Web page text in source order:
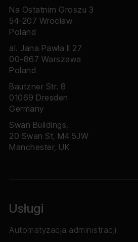
Na Ostatnim Groszu 3
54-207 Wrocław
Poland
al. Jana Pawła II 27
00-867 Warszawa
Poland
Bautzner Str. 8
01069 Dresden
Germany
Swan Buildings,
20 Swan St, M4 5JW
Manchester, UK
Usługi
Automatyzacja administracji